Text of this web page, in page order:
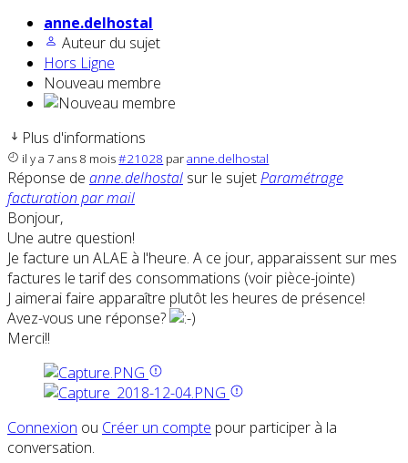
anne.delhostal
Auteur du sujet
Hors Ligne
Nouveau membre
Plus d'informations
il y a 7 ans 8 mois#21028 paranne.delhostal
Réponse de anne.delhostal sur le sujetParamétrage
facturation par mail
Bonjour,
Une autre question!
Je facture un ALAE à l'heure. A ce jour, apparaissent sur mes
factures le tarif des consommations (voir pièce-jointe)
J aimerai faire apparaître plutôt les heures de présence!
Avez-vous une réponse?
Merci!!
Connexion ou Créer un compte pour participer à la
conversation.